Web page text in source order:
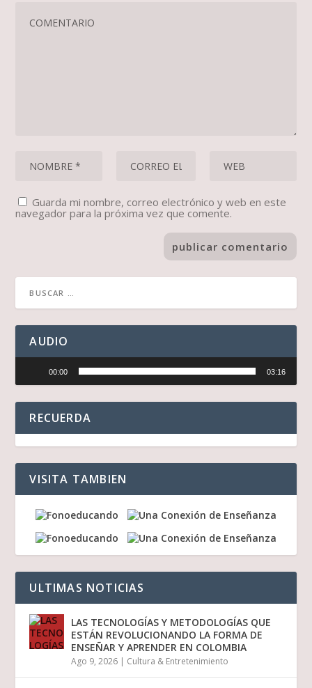
Guarda mi nombre, correo electrónico y web en este
navegador para la próxima vez que comente.
AUDIO
audio
00:00 03:16
RECUERDA
VISITA TAMBIEN
ULTIMAS NOTICIAS
LAS TECNOLOGÍAS Y METODOLOGÍAS QUE
ESTÁN REVOLUCIONANDO LA FORMA DE
ENSEÑAR Y APRENDER EN COLOMBIA
Ago 9, 2026 | Cultura & Entretenimiento